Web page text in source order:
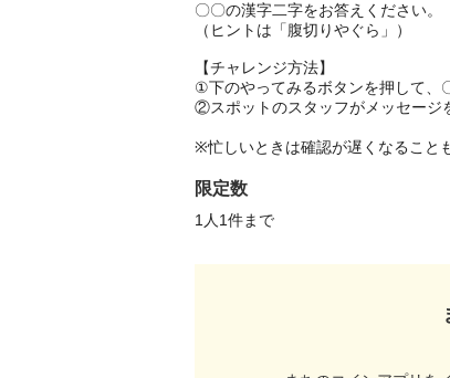
〇〇の漢字二字をお答えください。
（ヒントは「腹切りやぐら」）
【チャレンジ方法】
①下のやってみるボタンを押して、
②スポットのスタッフがメッセージ
※忙しいときは確認が遅くなること
限定数
1人1件まで